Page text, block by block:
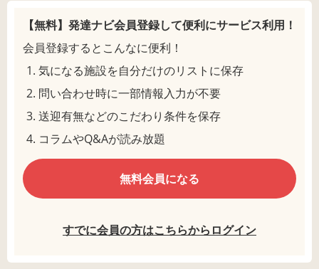
【無料】発達ナビ会員登録して便利にサービス利用！
会員登録するとこんなに便利！
気になる施設を自分だけのリストに保存
問い合わせ時に一部情報入力が不要
送迎有無などのこだわり条件を保存
コラムやQ&Aが読み放題
無料会員になる
すでに会員の方はこちらからログイン